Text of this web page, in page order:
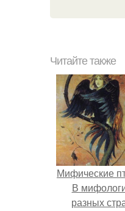
Читайте также
Мифические
В
разных